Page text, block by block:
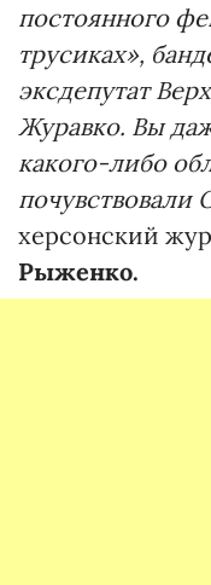
постоянного
трусиках»,
эксдепутат
Журавко. Вы
какого-либо
почувствовали
херсонский
Рыженко.